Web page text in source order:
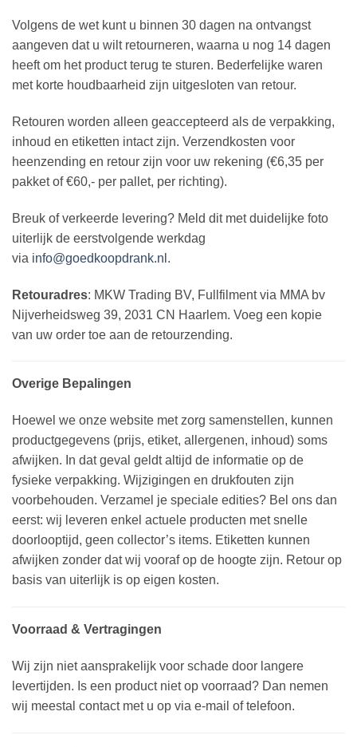
Volgens de wet kunt u binnen 30 dagen na ontvangst
aangeven dat u wilt retourneren, waarna u nog 14 dagen
heeft om het product terug te sturen. Bederfelijke waren
met korte houdbaarheid zijn uitgesloten van retour.
Retouren worden alleen geaccepteerd als de verpakking,
inhoud en etiketten intact zijn. Verzendkosten voor
heenzending en retour zijn voor uw rekening (€6,35 per
pakket of €60,- per pallet, per richting).
Breuk of verkeerde levering? Meld dit met duidelijke foto
uiterlijk de eerstvolgende werkdag
via info@goedkoopdrank.nl .
Retouradres: MKW Trading BV, Fullfilment via MMA bv
Nijverheidsweg 39, 2031 CN Haarlem. Voeg een kopie
van uw order toe aan de retourzending.
Overige Bepalingen
Hoewel we onze website met zorg samenstellen, kunnen
productgegevens (prijs, etiket, allergenen, inhoud) soms
afwijken. In dat geval geldt altijd de informatie op de
fysieke verpakking. Wijzigingen en drukfouten zijn
voorbehouden. Verzamel je speciale edities? Bel ons dan
eerst: wij leveren enkel actuele producten met snelle
doorlooptijd, geen collector’s items. Etiketten kunnen
afwijken zonder dat wij vooraf op de hoogte zijn. Retour op
basis van uiterlijk is op eigen kosten.
Voorraad & Vertragingen
Wij zijn niet aansprakelijk voor schade door langere
levertijden. Is een product niet op voorraad? Dan nemen
wij meestal contact met u op via e-mail of telefoon.